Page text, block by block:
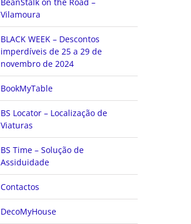
BeanStalk on the Road –
Vilamoura
BLACK WEEK – Descontos
imperdíveis de 25 a 29 de
novembro de 2024
BookMyTable
BS Locator – Localização de
Viaturas
BS Time – Solução de
Assiduidade
Contactos
DecoMyHouse